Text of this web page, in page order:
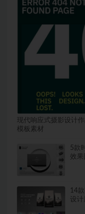
现代响应式摄影设计
模板素材
5款
效果
14
设计